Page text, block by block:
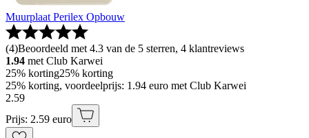
Muurplaat Perilex Opbouw
(4)Beoordeeld met 4.3 van de 5 sterren, 4 klantreviews
1.94 met Club Karwei
25% korting25% korting
25% korting, voordeelprijs: 1.94 euro met Club Karwei
2.59
Prijs: 2.59 euro